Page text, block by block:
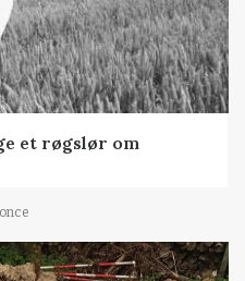
et røgslør om